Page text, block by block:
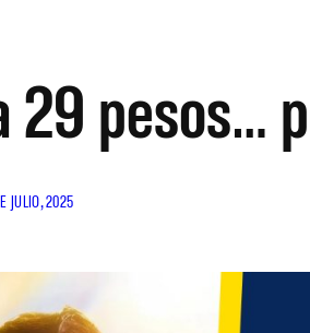
29 pesos…
JULIO, 2025